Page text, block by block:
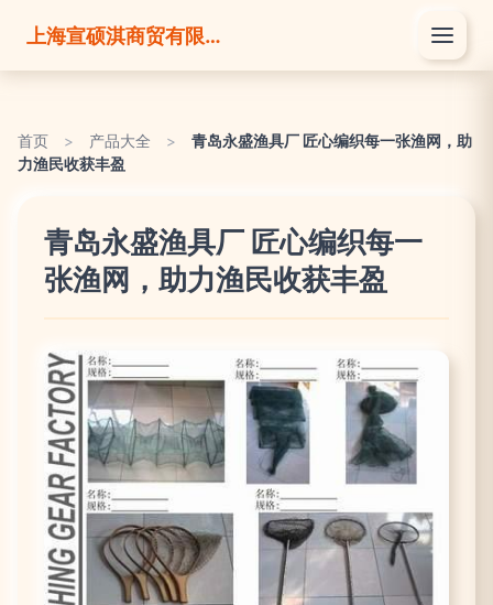
上海宣硕淇商贸有限公司
首页 > 产品大全 >
青岛永盛渔具厂 匠心编织每一张渔网，助
力渔民收获丰盈
青岛永盛渔具厂 匠心编织每一
张渔网，助力渔民收获丰盈